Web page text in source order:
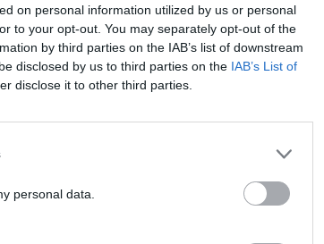
on personal information utilized by us or personal
to your opt-out. You may separately opt-out of the
by third parties on the IAB’s list of downstream
disclosed by us to third parties on the IAB’s List of
disclose it to other third parties.
personal data.
Uvnitř pak majitelé aut našli
byl kromě střepů z rozbitých
činu poškození cizí věci
osoby, která by mohla
(viz foto). Pozná-li někdo
158.